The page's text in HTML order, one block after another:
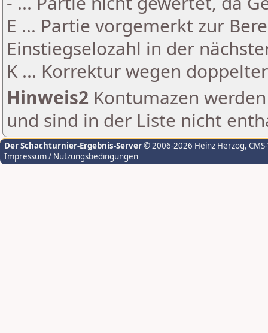
E ... Partie vorgemerkt zur
Einstiegselozahl in der
K ... Korrektur wegen
Hinweis2 Kontumazen
und sind in der Liste nicht
Der Schachturnier-Ergebnis-Server© 2006-2026 Heinz Herzog,
Impressum / Nutzungsbedingungen